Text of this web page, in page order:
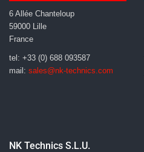
6 Allée Chanteloup
59000 Lille
France
tel: +33 (0) 688 093587
mail: sales@nk-technics.com
NK Technics S.L.U.